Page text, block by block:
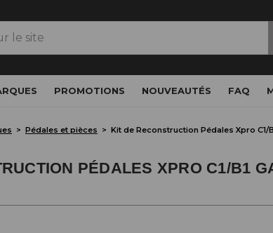
PROMOTIONS NOUVEAUTÉS FAQ
Pédales et pièces Kit de Reconstruction Pédales Xpro C1/
PÉDALES XPRO C1/B1